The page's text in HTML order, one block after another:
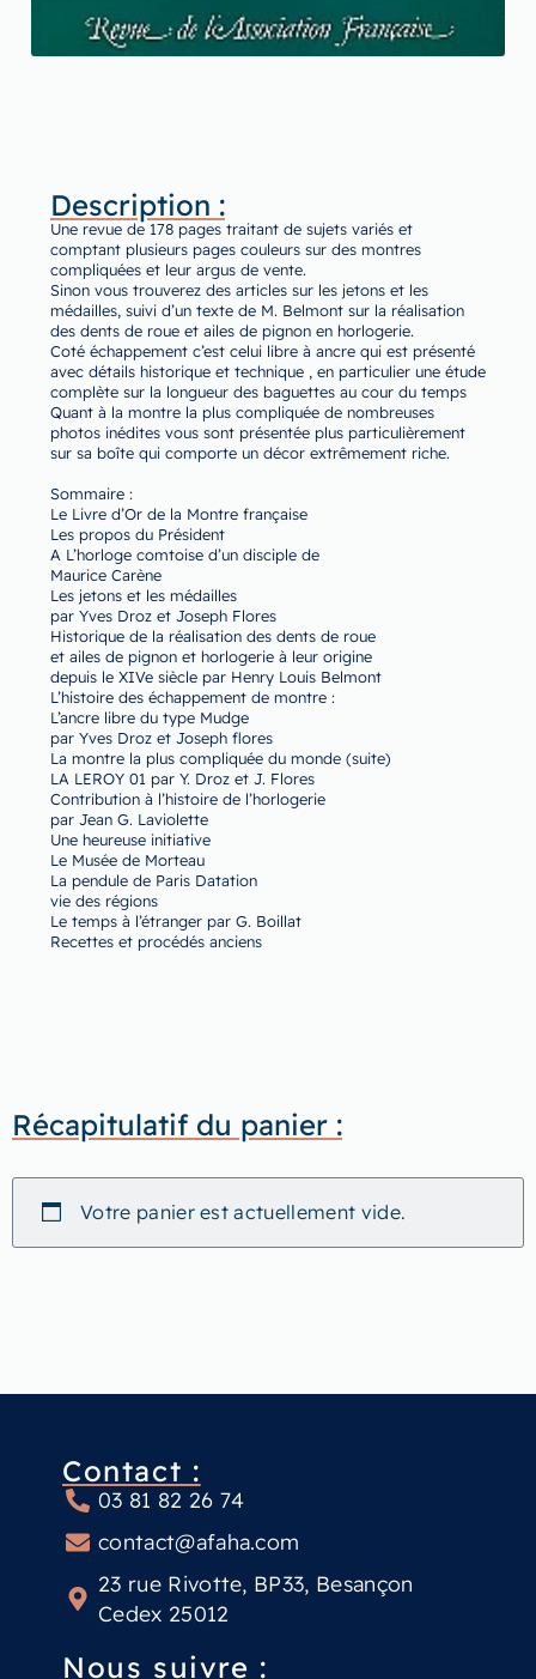
Description :
Une revue de 178 pages traitant de sujets variés et
comptant plusieurs pages couleurs sur des montres
compliquées et leur argus de vente.
Sinon vous trouverez des articles sur les jetons et les
médailles, suivi d’un texte de M. Belmont sur la réalisation
des dents de roue et ailes de pignon en horlogerie.
Coté échappement c’est celui libre à ancre qui est présenté
avec détails historique et technique , en particulier une étude
complète sur la longueur des baguettes au cour du temps
Quant à la montre la plus compliquée de nombreuses
photos inédites vous sont présentée plus particulièrement
sur sa boîte qui comporte un décor extrêmement riche.
Sommaire :
Le Livre d’Or de la Montre française
Les propos du Président
A L’horloge comtoise d’un disciple de
Maurice Carène
Les jetons et les médailles
par Yves Droz et Joseph Flores
Historique de la réalisation des dents de roue
et ailes de pignon et horlogerie à leur origine
depuis le XIVe siècle par Henry Louis Belmont
L’histoire des échappement de montre :
L’ancre libre du type Mudge
par Yves Droz et Joseph flores
La montre la plus compliquée du monde (suite)
LA LEROY 01 par Y. Droz et J. Flores
Contribution à l’histoire de l’horlogerie
par Jean G. Laviolette
Une heureuse initiative
Le Musée de Morteau
La pendule de Paris Datation
vie des régions
Le temps à l’étranger par G. Boillat
Recettes et procédés anciens
Récapitulatif du panier :
Votre panier est actuellement vide.
Contact :
03 81 82 26 74
contact@afaha.com
23 rue Rivotte, BP33, Besançon
Cedex 25012
Nous suivre :